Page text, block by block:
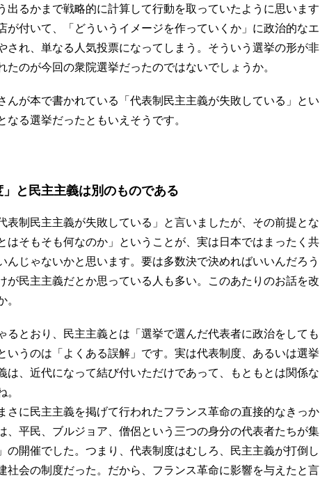
出るかまで戦略的に計算して行動を取っていたように思います
が付いて、「どういうイメージを作っていくか」に政治的なエ
され、単なる人気投票になってしまう。そういう選挙の形が非
たのが今回の衆院選挙だったのではないでしょうか。
んが本で書かれている「代表制民主主義が失敗している」とい
なる選挙だったともいえそうです。
」と民主主義は別のものである
表制民主主義が失敗している」と言いましたが、その前提とな
はそもそも何なのか」ということが、実は日本ではまったく共
んじゃないかと思います。要は多数決で決めればいいんだろう
が民主主義だとか思っている人も多い。このあたりのお話を改
。
るとおり、民主主義とは「選挙で選んだ代表者に政治をしても
いうのは「よくある誤解」です。実は代表制度、あるいは選挙
は、近代になって結び付いただけであって、もともとは関係な
。
に民主主義を掲げて行われたフランス革命の直接的なきっか
、平民、ブルジョア、僧侶という三つの身分の代表者たちが集
の開催でした。つまり、代表制度はむしろ、民主主義が打倒し
社会の制度だった。だから、フランス革命に影響を与えたと言